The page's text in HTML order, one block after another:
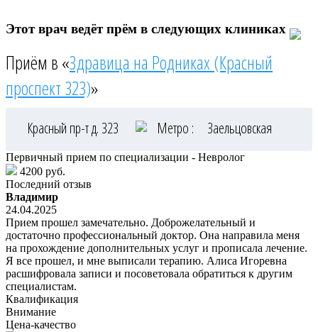
Этот врач ведёт прём в следующих клиниках
Приём в «Здравица на Родниках (Красный
проспект 323)»
Красный пр-т д. 323 Метро : Заельцовская
Первичный прием по специализации - Невролог
4200 руб.
Последний отзыв
Владимир
24.04.2025
Прием прошел замечательно. Доброжелательный и
достаточно профессиональный доктор. Она направила меня
на прохождение дополнительных услуг и прописала лечение.
Я все прошел, и мне выписали терапию. Алиса Игоревна
расшифровала записи и посоветовала обратиться к другим
специалистам.
Квалификация
Внимание
Цена-качество